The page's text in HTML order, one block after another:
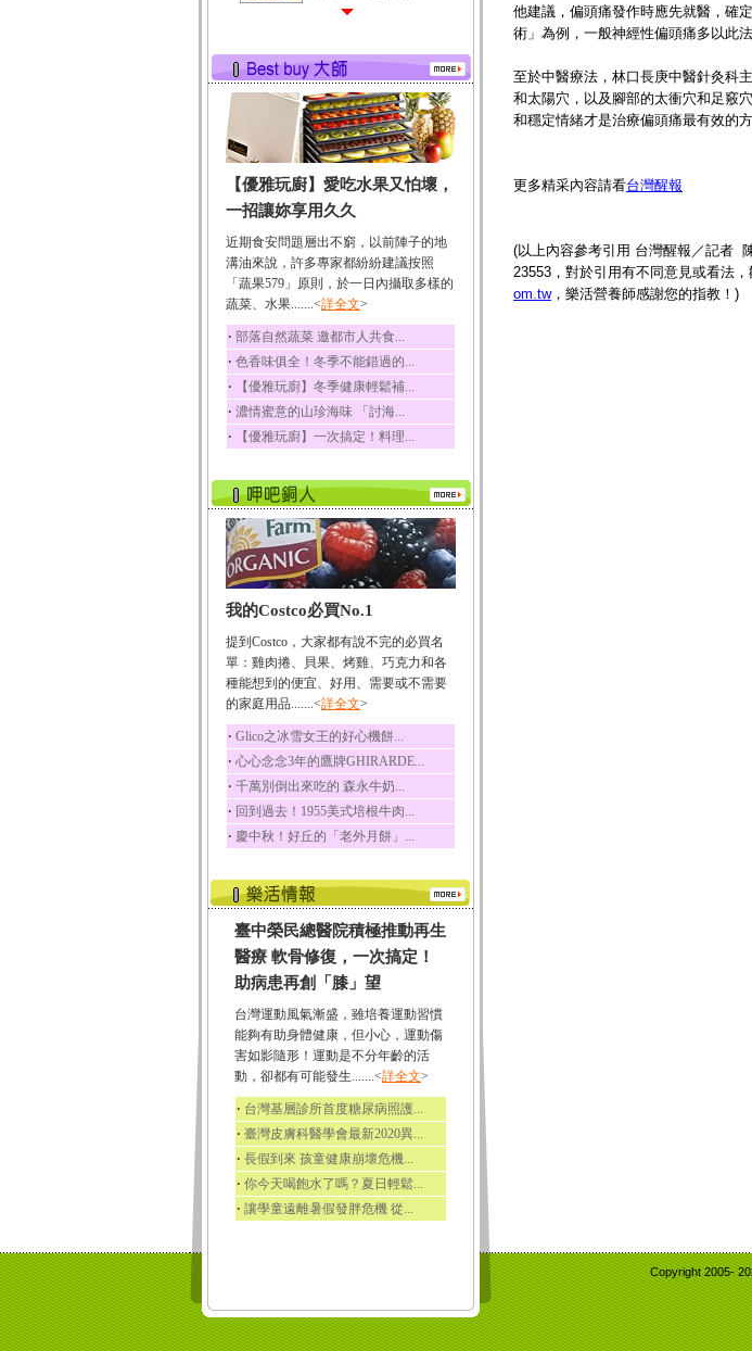
有蛋白質、脂肪、磷...
鮪魚
鮪魚肚肉中的不飽和脂
肪酸內富含EPA和DH...
韭菜
韭菜所含的膳食纖維能
幫助消化與通便；揮...
冬瓜
冬瓜營養價值高，鈉含
量極低是水腫病人的...
豆豉
豆豉裡頭含有營養的蛋
白質、脂肪、鈣、磷...
榛果
榛果裡所含的營養素有
蛋白質、脂肪、醣類...
迷迭香
酸、迷迭香酸、植物...
咖啡
咖啡中的咖啡因會刺激
中樞神經系統，特別...
椰子
椰子含有糖類、脂肪、
荔枝
荔枝性質溫和所含的營
養素有醣類、檸檬酸...
五味子
五味子性質溫熱所含營
養成分有揮發油、檸...
草魚
草魚含有維生素A、維生
素C、及豐富的蛋白...
【優雅玩廚】愛吃水果又怕壞，
一招讓妳享用久久
近期食安問題層出不窮，以前陣子的地
溝油來說，許多專家都紛紛建議按照
「蔬果579」原則，於一日內攝取多樣的
蔬菜、水果.......<詳全文>
‧ 部落自然蔬菜 邀都市人共食...
‧ 色香味俱全！冬季不能錯過的...
‧ 【優雅玩廚】冬季健康輕鬆補...
‧ 濃情蜜意的山珍海味 「討海...
‧ 【優雅玩廚】一次搞定！料理...
我的Costco必買No.1
提到Costco，大家都有說不完的必買名
單：雞肉捲、貝果、烤雞、巧克力和各
種能想到的便宜、好用、需要或不需要
的家庭用品.......<詳全文>
‧ Glico之冰雪女王的好心機餅...
‧ 心心念念3年的鷹牌GHIRARDE...
‧ 千萬別倒出來吃的 森永牛奶...
‧ 回到過去！1955美式培根牛肉...
‧ 慶中秋！好丘的「老外月餅」...
臺中榮民總醫院積極推動再生
醫療 軟骨修復，一次搞定！
助病患再創「膝」望
台灣運動風氣漸盛，雖培養運動習慣
能夠有助身體健康，但小心，運動傷
害如影隨形！運動是不分年齡的活
動，卻都有可能發生.......<詳全文>
‧ 台灣基層診所首度糖尿病照護...
‧ 臺灣皮膚科醫學會最新2020異...
‧ 長假到來 孩童健康崩壞危機...
‧ 你今天喝飽水了嗎？夏日輕鬆...
‧ 讓學童遠離暑假發胖危機 從...
他建議，偏頭痛發作時應先就醫，確
術」為例，一般神經性偏頭痛多以此
至於中醫療法，林口長庚中醫針灸科
和太陽穴，以及腳部的太衝穴和足竅
和穩定情緒才是治療偏頭痛最有效的方
更多精采內容請看台灣醒報
(以上內容參考引用 台灣醒報／記者
23553，對於引用有不同意見或看法
om.tw，樂活營養師感謝您的指教！)
Copyright 2005-